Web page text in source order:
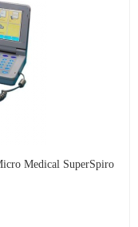
Medical SuperSpiro